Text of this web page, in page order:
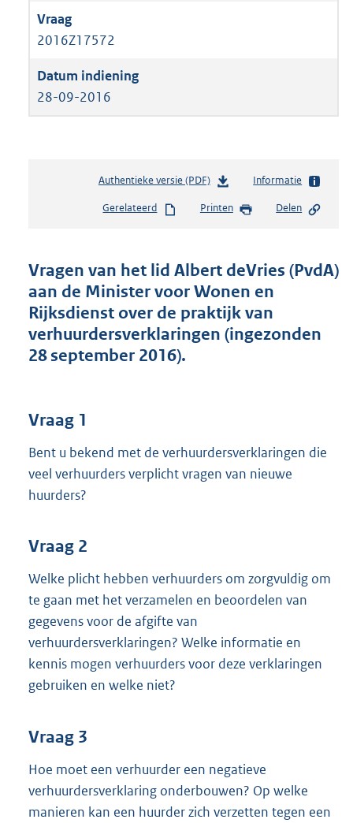
2016Z17572
28-09-2016
Authentieke versie (PDF)b
s
d
s
g
r
3
7
K
Informatie
Gerelateerd Printen Delen
Vragen van het lid Albert deVries (PvdA)
aan de Minister voor Wonen en
Rijksdienst over de praktijk van
verhuurdersverklaringen (ingezonden
28 september 2016).
Vraag 1
Bent u bekend met de verhuurdersverklaringen die
veel verhuurders verplicht vragen van nieuwe
huurders?
Vraag 2
Welke plicht hebben verhuurders om zorgvuldig om
te gaan met het verzamelen en beoordelen van
gegevens voor de afgifte van
verhuurdersverklaringen? Welke informatie en
kennis mogen verhuurders voor deze verklaringen
gebruiken en welke niet?
Vraag 3
Hoe moet een verhuurder een negatieve
verhuurdersverklaring onderbouwen? Op welke
manieren kan een huurder zich verzetten tegen een